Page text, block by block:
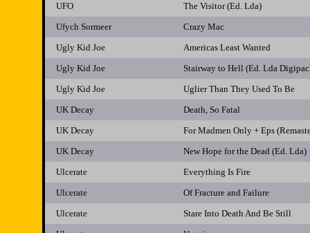
UFO
The Visitor (Ed. Lda)
Ufych Sormeer
Crazy Mac
Ugly Kid Joe
Americas Least Wanted
Ugly Kid Joe
Stairway to Hell (Ed. Lda
Ugly Kid Joe
Uglier Than They Used To Be
UK Decay
Death, So Fatal
UK Decay
For Madmen Only + Eps
UK Decay
New Hope for the Dead (Ed. Lda)
Ulcerate
Everything Is Fire
Ulcerate
Of Fracture and Failure
Ulcerate
Stare Into Death And Be Still